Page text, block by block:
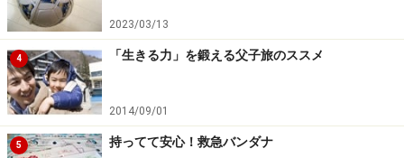
2023/03/13
4 「生きる力」を鍛える父子旅のススメ
2014/09/01
5 持ってて安心！救急バンダナ